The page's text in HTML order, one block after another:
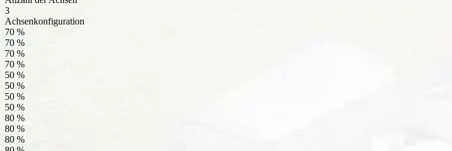
3
Achsenkonfiguration
70 %
70 %
70 %
70 %
50 %
50 %
50 %
50 %
80 %
80 %
80 %